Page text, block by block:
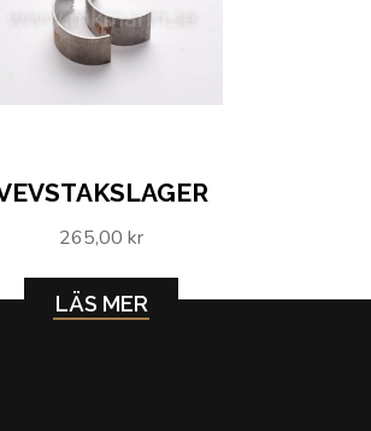
265,00 kr
LÄS MER